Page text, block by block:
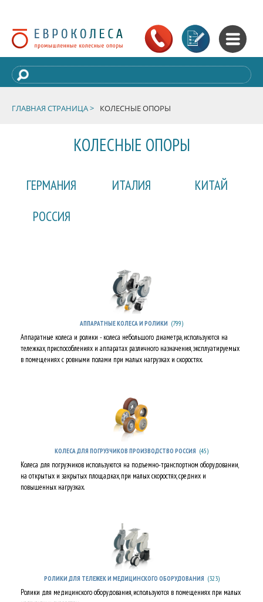
ГЛАВНАЯ СТРАНИЦА > КОЛЕСНЫЕ ОПОРЫ
КОЛЕСНЫЕ ОПОРЫ
ГЕРМАНИЯ ИТАЛИЯ
КИТАЙ
РОССИЯ
АППАРАТНЫЕ КОЛЕСА И РОЛИКИ (799)
Аппаратные колеса и ролики - колеса небольшого диаметра, используются на
тележках, приспособлениях и аппаратах различного назначения, эксплуатируемых
в помещениях с ровными полами при малых нагрузках и скоростях.
КОЛЕСА ДЛЯ ПОГРУЗЧИКОВ ПРОИЗВОДСТВО РОССИЯ (45)
Колеса для погрузчиков используются на подъемно-транспортном оборудовании,
на открытых и закрытых площадках, при малых скоростях, средних и
повышенных нагрузках.
РОЛИКИ ДЛЯ ТЕЛЕЖЕК И МЕДИЦИНСКОГО ОБОРУДОВАНИЯ (323)
Ролики для медицинского оборудования, используются в помещениях при малых